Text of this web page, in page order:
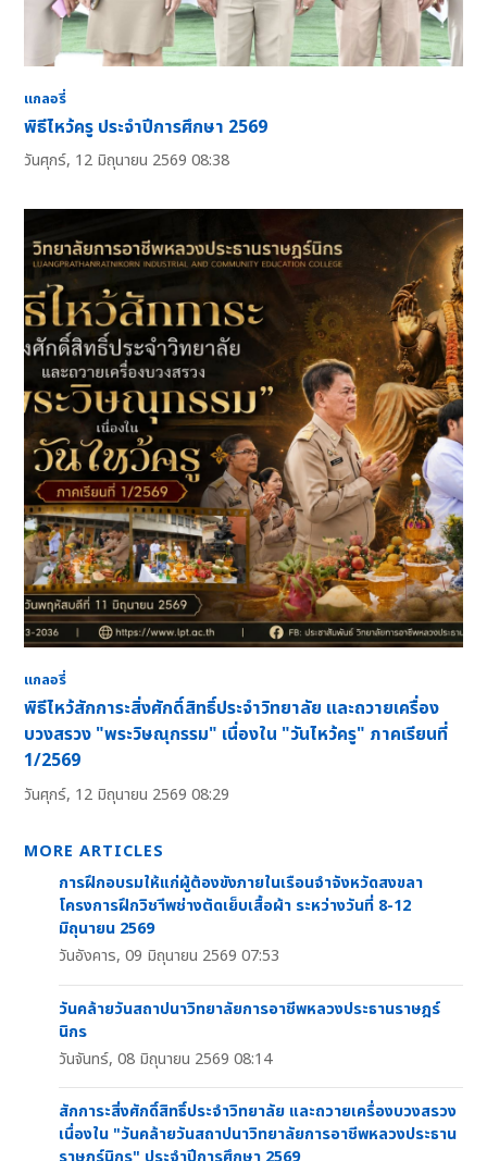
แกลอรี่
พิธีไหว้ครู ประจำปีการศึกษา 2569
วันศุกร์, 12 มิถุนายน 2569 08:38
แกลอรี่
พิธีไหว้สักการะสิ่งศักดิ์สิทธิ์ประจำวิทยาลัย และถวายเครื่อง
บวงสรวง "พระวิษณุกรรม" เนื่องใน "วันไหว้ครู" ภาคเรียนที่
1/2569
วันศุกร์, 12 มิถุนายน 2569 08:29
MORE ARTICLES
การฝึกอบรมให้แก่ผู้ต้องขังภายในเรือนจำจังหวัดสงขลา
โครงการฝึกวิชาีพช่างตัดเย็บเสื้อผ้า ระหว่างวันที่ 8-12
มิถุนายน 2569
วันอังคาร, 09 มิถุนายน 2569 07:53
วันคล้ายวันสถาปนาวิทยาลัยการอาชีพหลวงประธานราษฎร์
นิกร
วันจันทร์, 08 มิถุนายน 2569 08:14
สักการะสิ่งศักดิ์สิทธิ์ประจำวิทยาลัย และถวายเครื่องบวงสรวง
เนื่องใน "วันคล้ายวันสถาปนาวิทยาลัยการอาชีพหลวงประธาน